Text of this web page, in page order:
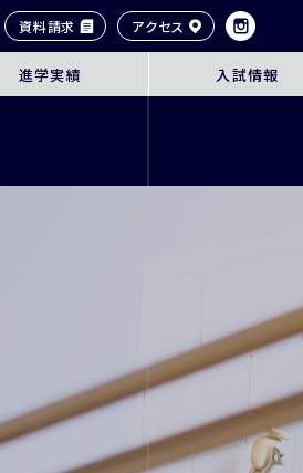
資料請求 アクセス
進学実績 入試情報
ネル
大学合格実績